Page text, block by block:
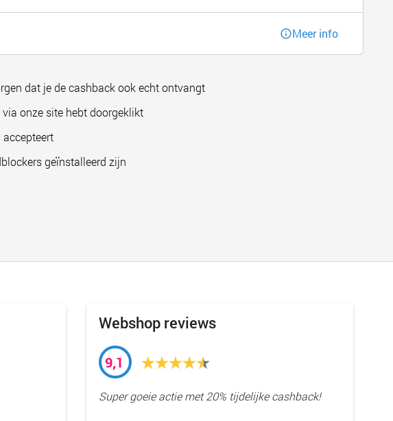
Meer info
dat je de cashback ook echt ontvangt
onze site hebt doorgeklikt
geïnstalleerd zijn
Webshop reviews
9,1
Super goeie actie met 20% tijdelijke cashback!